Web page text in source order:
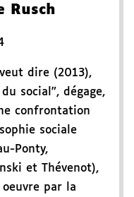
Rusch
dire (2013),
social", dégage,
confrontation
sociale
Ponty,
et Thévenot),
par la